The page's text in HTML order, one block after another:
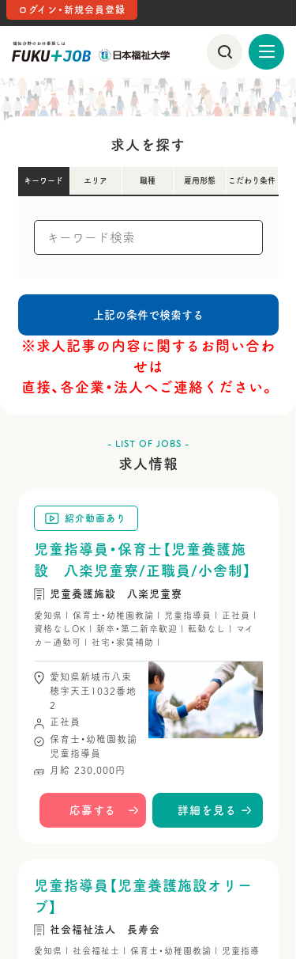
ログイン・新規会員登録
求人を探す
キーワード エリア 職種 雇用形態 こだわり条件
※求人記事の内容に関するお問い合わ
せは
直接、各企業・法人へご連絡ください。
- LIST OF JOBS -
求人情報
児童指導員・保育士【児童養護施
設 八楽児童寮/正職員/小舎制】
紹介動画あり
児童養護施設 八楽児童寮
愛知県 | 保育士・幼稚園教諭 | 児童指導員 | 正社員 |
資格なしOK | 新卒・第二新卒歓迎 | 転勤なし | マイ
カー通勤可 | 社宅・家賃補助 |
愛知県新城市八束
穂字天王1032番地
2
正社員
保育士・幼稚園教諭
児童指導員
月給 230,000円
応募する 詳細を見る
児童指導員【児童養護施設オリー
ブ】
社会福祉法人 長寿会
愛知県 | 社会福祉士 | 保育士・幼稚園教諭 | 児童指導